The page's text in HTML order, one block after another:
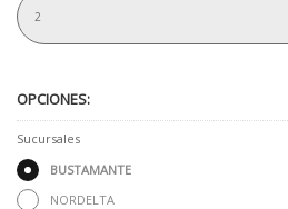
2
OPCIONES:
Sucursales
BUSTAMANTE
NORDELTA